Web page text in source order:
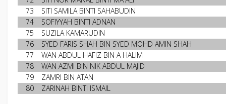
73
SITI SAMILA BINTI SAHABUDIN
74
SOFIYYAH BINTI ADNAN
75
SUZILA KAMARUDIN
76
SYED FARIS SHAH BIN SYED MOHD AMIN SHAH
77
WAN ABDUL HAFIZ BIN A HALIM
78
WAN AZMI BIN NIK ABDUL MAJID
79
ZAMRI BIN ATAN
80
ZARINAH BINTI ISMAIL